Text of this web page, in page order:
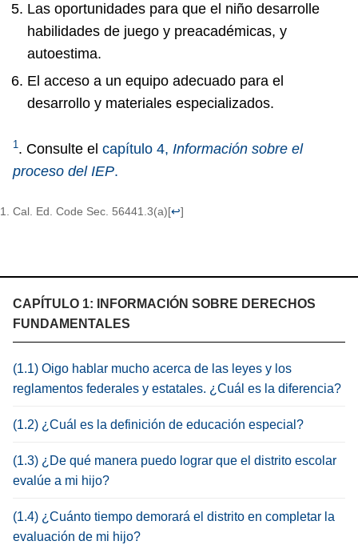
CAPÍTULO 1: INFORMACIÓN SOBRE DERECHOS
FUNDAMENTALES
(1.1) Oigo hablar mucho acerca de las leyes y los
reglamentos federales y estatales. ¿Cuál es la diferencia?
(1.2) ¿Cuál es la definición de educación especial?
(1.3) ¿De qué manera puedo lograr que el distrito escolar
evalúe a mi hijo?
(1.4) ¿Cuánto tiempo demorará el distrito en completar la
evaluación de mi hijo?
Las oportunidades para que el niño desarrolle
habilidades de juego y preacadémicas, y
autoestima.
El acceso a un equipo adecuado para el
desarrollo y materiales especializados.
1. Consulte el capítulo 4, Información sobre el
proceso del IEP.
Cal. Ed. Code Sec. 56441.3(a)[↩]